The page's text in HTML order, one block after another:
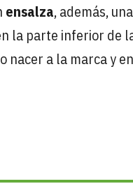
ensalza, además,
la parte inferior de
nacer a la marca y